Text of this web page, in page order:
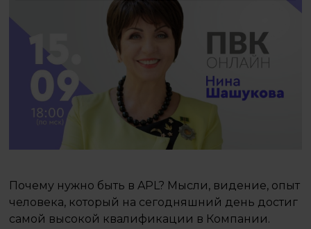
Почему нужно быть в APL? Мысли, видение, опыт
человека, который на сегодняшний день достиг
самой высокой квалификации в Компании.